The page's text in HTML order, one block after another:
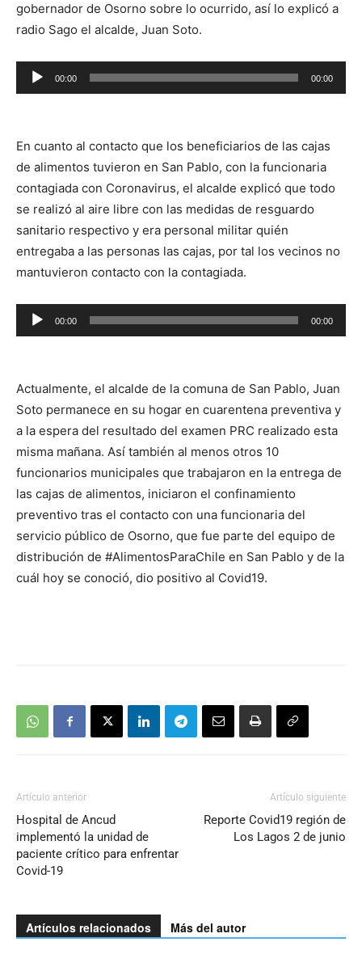
gobernador de Osorno sobre lo ocurrido, así lo explicó a
radio Sago el alcalde, Juan Soto.
Reproductor
de
00:00 00:00
En cuanto al contacto que los beneficiarios de las cajas
de alimentos tuvieron en San Pablo, con la funcionaria
contagiada con Coronavirus, el alcalde explicó que todo
se realizó al aire libre con las medidas de resguardo
sanitario respectivo y era personal militar quién
entregaba a las personas las cajas, por tal los vecinos no
mantuvieron contacto con la contagiada.
Reproductor
de
00:00 00:00
Actualmente, el alcalde de la comuna de San Pablo, Juan
Soto permanece en su hogar en cuarentena preventiva y
a la espera del resultado del examen PRC realizado esta
misma mañana. Así también al menos otros 10
funcionarios municipales que trabajaron en la entrega de
las cajas de alimentos, iniciaron el confinamiento
preventivo tras el contacto con una funcionaria del
servicio público de Osorno, que fue parte del equipo de
distribución de #AlimentosParaChile en San Pablo y de la
cuál hoy se conoció, dio positivo al Covid19.
Artículo anterior
Hospital de Ancud
implementó la unidad de
paciente crítico para enfrentar
Covid-19
Artículo siguiente
Reporte Covid19 región de
Los Lagos 2 de junio
Artículos relacionados Más del autor